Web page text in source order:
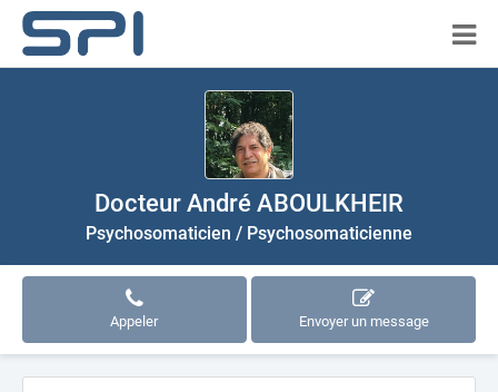
Docteur André ABOULKHEIR
Psychosomaticien / Psychosomaticienne
Appeler Envoyer un message